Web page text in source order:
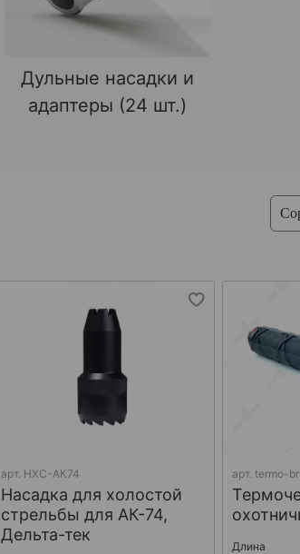
Дульные насадки и
адаптеры (24 шт.)
арт. НХС-АК74
Насадка для холостой
стрельбы для АК-74,
Дельта-тек
арт. termo-
Длина